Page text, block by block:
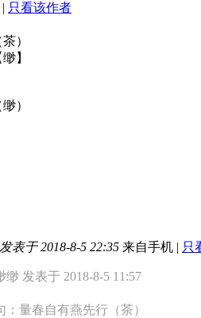
| 只看该作者
）
】
）
发表于 2018-8-5 22:35 来自手机 | 只
缈 发表于 2018-8-5 11:57
：量春自有燕先行（茶）